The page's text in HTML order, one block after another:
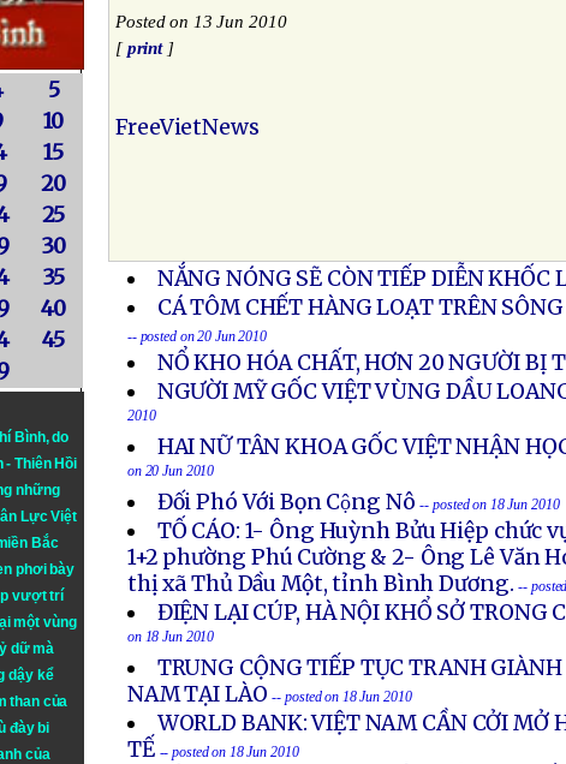
5
10
15
20
25
30
35
40
45
Bình, do
- Thiên Hồi
những
Lực Việt
Bắc
phơi bày
vượt trí
một vùng
dữ mà
dậy kể
than của
đày bi
của
Posted on 13 Jun 2010
[print]
FreeVietNews
NẮNG NÓNG SẼ CÒN TIẾP DIỄN KHỐC
CÁ TÔM CHẾT HÀNG LOẠT TRÊN
-- posted on 20 Jun 2010
NỔ KHO HÓA CHẤT, HƠN 20 NGƯỜI BỊ
NGƯỜI MỸ GỐC VIỆT VÙNG DẦU
2010
HAI NỮ TÂN KHOA GỐC VIỆT NHẬN
on 20 Jun 2010
Đối Phó Với Bọn Cộng Nô -- posted on 18 Jun 2010
TỐ CÁO: 1- Ông Huỳnh Bửu Hiệp chức
1+2 phường Phú Cường & 2- Ông Lê Văn
thị xã Thủ Dầu Một, tỉnh Bình Dương. --
ĐIỆN LẠI CÚP, HÀ NỘI KHỔ SỞ TRONG
on 18 Jun 2010
TRUNG CỘNG TIẾP TỤC TRANH
NAM TẠI LÀO -- posted on 18 Jun 2010
WORLD BANK: VIỆT NAM CẦN CỞI MỞ
TẾ -- posted on 18 Jun 2010